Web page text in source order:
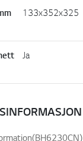
133x352x325
Ja